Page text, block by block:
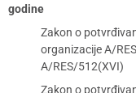
godine
Zakon o
organizacije A/
A/RES/512(XVI)
Zakon o